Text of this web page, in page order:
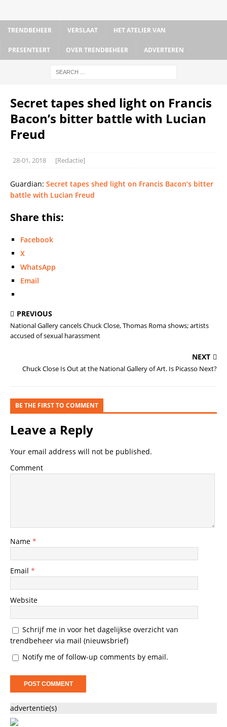
TRENDBEHEER VERSLAAT HET ATELIER VAN
PRESENTEERT OVER TRENDBEHEER ADVERTEREN
Secret tapes shed light on Francis
Bacon’s bitter battle with Lucian
Freud
28-01, 2018 [Redactie]
Guardian: Secret tapes shed light on Francis Bacon’s bitter
battle with Lucian Freud
Share this:
Facebook
X
WhatsApp
Email
PREVIOUS
National Gallery cancels Chuck Close, Thomas Roma shows; artists
accused of sexual harassment
NEXT
Chuck Close Is Out at the National Gallery of Art. Is Picasso Next?
BE THE FIRST TO COMMENT
Leave a Reply
Your email address will not be published.
Comment
Name *
Email *
Website
Schrijf me in voor het dagelijkse overzicht van
trendbeheer via mail (nieuwsbrief)
Notify me of follow-up comments by email.
advertentie(s)